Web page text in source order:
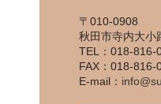
〒010-0908
秋田市寺内大小
TEL：018-816-
FAX：018-816-
E-mail：